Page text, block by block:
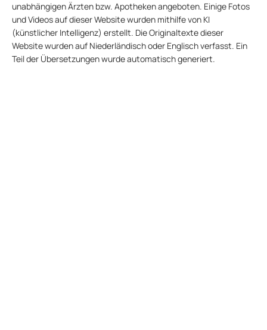
unabhängigen Ärzten bzw. Apotheken angeboten. Einige Fotos
und Videos auf dieser Website wurden mithilfe von KI
(künstlicher Intelligenz) erstellt. Die Originaltexte dieser
Website wurden auf Niederländisch oder Englisch verfasst. Ein
Teil der Übersetzungen wurde automatisch generiert.